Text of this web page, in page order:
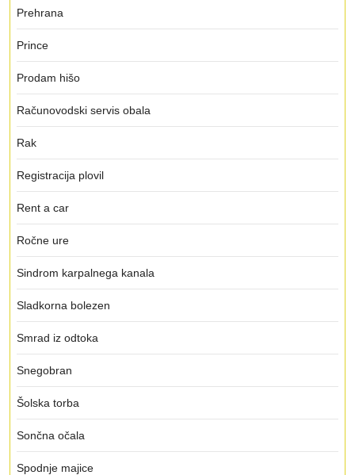
Prehrana
Prince
Prodam hišo
Računovodski servis obala
Rak
Registracija plovil
Rent a car
Ročne ure
Sindrom karpalnega kanala
Sladkorna bolezen
Smrad iz odtoka
Snegobran
Šolska torba
Sončna očala
Spodnje majice